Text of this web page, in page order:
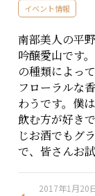
イベント情報
南部美人の平
吟醸愛山です
の種類によっ
フローラルな
わうです。僕
飲む方が好き
じお酒でもグ
で、皆さんお
2017年1月20